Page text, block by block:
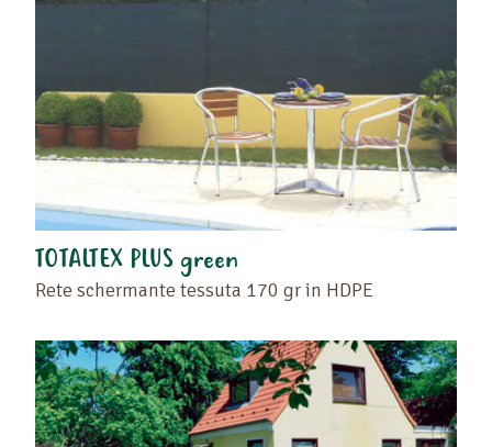
TOTALTEX PLUS green
Rete schermante tessuta 170 gr in HDPE